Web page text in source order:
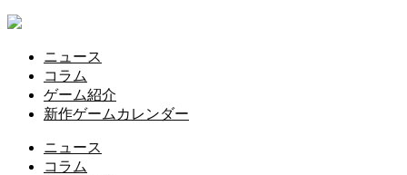
ニュース
コラム
ゲーム紹介
新作ゲームカレンダー
ニュース
コラム